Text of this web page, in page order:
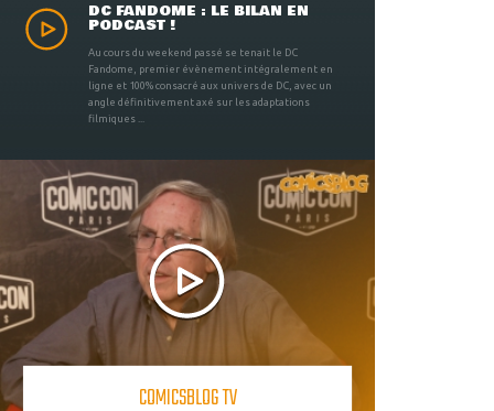
DC FANDOME : LE BILAN EN
PODCAST !
Au cours du weekend passé se tenait le DC
Fandome, premier évènement intégralement en
ligne et 100% consacré aux univers de DC, avec un
angle définitivement axé sur les adaptations
filmiques ...
COMICSBLOG TV